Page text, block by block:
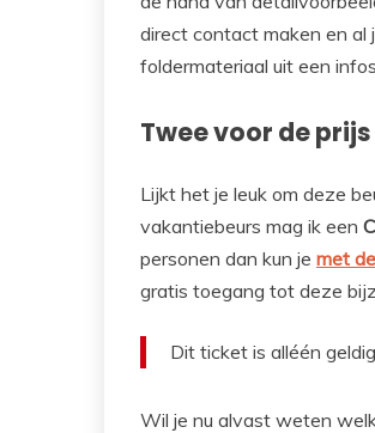
direct contact maken en al
foldermateriaal uit een
Twee voor de
Lijkt het je leuk om deze
vakantiebeurs mag ik een
personen dan kun je met
gratis toegang tot deze
Dit ticket is alléén
Wil je nu alvast weten